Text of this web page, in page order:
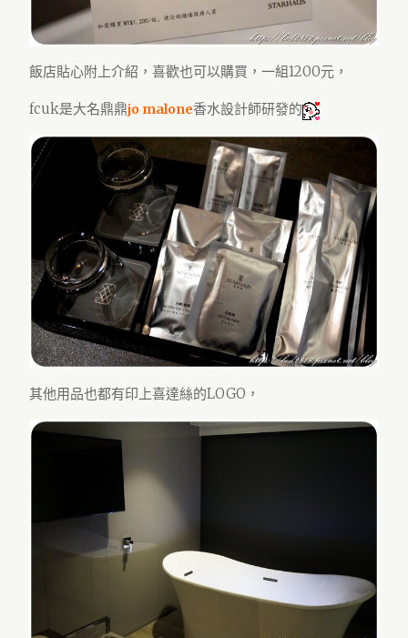
飯店貼心附上介紹，喜歡也可以購買，一組1200元，
fcuk是大名鼎鼎jo malone香水設計師研發的
其他用品也都有印上喜達絲的LOGO，